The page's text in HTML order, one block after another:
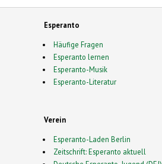
Esperanto
Häufige Fragen
Esperanto lernen
Esperanto-Musik
Esperanto-Literatur
Verein
Esperanto-Laden Berlin
Zeitschrift: Esperanto aktuell